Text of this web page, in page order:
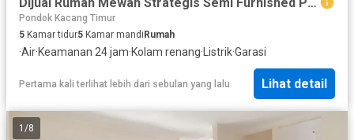
Pondok Kacang Timur
5 Kamar tidur5 Kamar mandiRumah
·Air·Keamanan 24 jam·Kolam renang· Listrik·Garasi
Pertama kali terlihat lebih dari sebulan yang lalu Lihat detail
1 /8